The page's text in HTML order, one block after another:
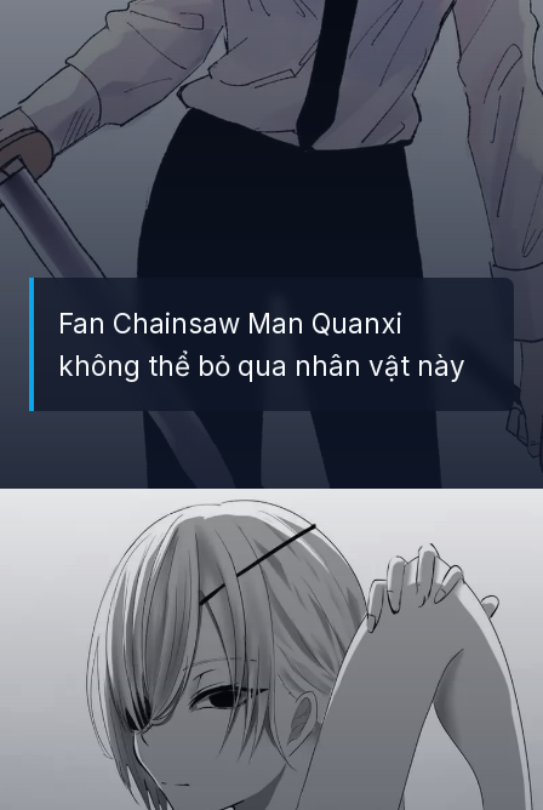
Fan Chainsaw Man Quanxi
không thể bỏ qua nhân vật này
https://giaydabonghana.com/quanxi